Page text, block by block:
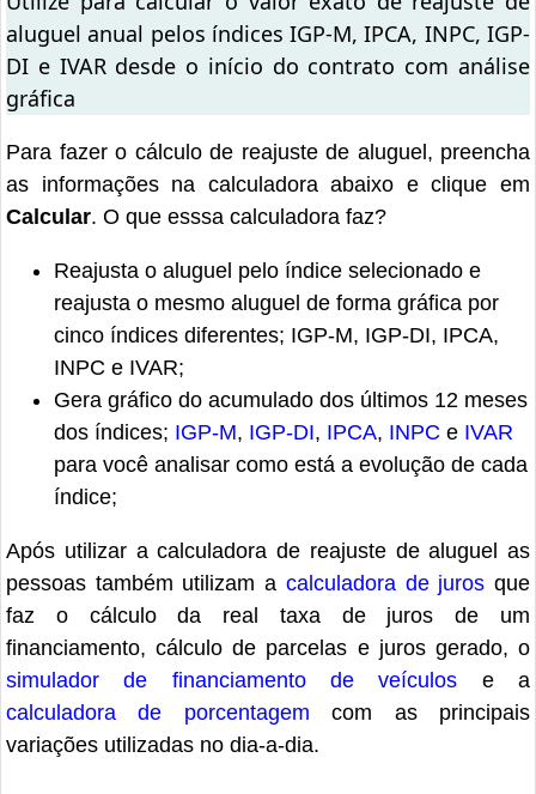
aluguel anual pelos índices IGP-M, IPCA, INPC, IGP-
DI e IVAR desde o início do contrato com análise
gráfica
Para fazer o cálculo de reajuste de aluguel, preencha
as informações na calculadora abaixo e clique em
Calcular. O que esssa calculadora faz?
Reajusta o aluguel pelo índice selecionado e
reajusta o mesmo aluguel de forma gráfica por
cinco índices diferentes; IGP-M, IGP-DI, IPCA,
INPC e IVAR;
Gera gráfico do acumulado dos últimos 12 meses
dos índices; IGP-M, IGP-DI, IPCA, INPC e IVAR
para você analisar como está a evolução de cada
índice;
Após utilizar a calculadora de reajuste de aluguel as
pessoas também utilizam a calculadora de juros que
faz o cálculo da real taxa de juros de um
financiamento, cálculo de parcelas e juros gerado, o
simulador de financiamento de veículos e a
calculadora de porcentagem com as principais
variações utilizadas no dia-a-dia.